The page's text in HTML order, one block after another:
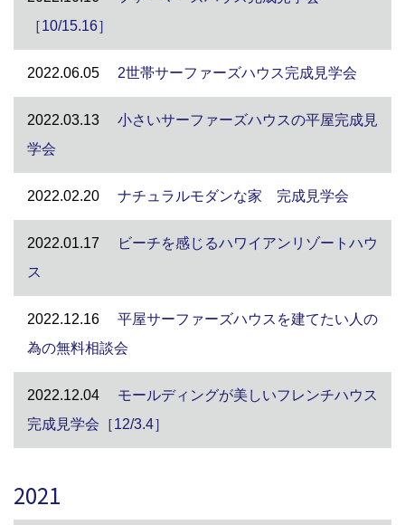
［10/15.16］
2022.06.05 2世帯サーファーズハウス完成見学会
2022.03.13
小さいサーファーズハウスの平屋完成見
学会
2022.02.20 ナチュラルモダンな家 完成見学会
2022.01.17
ビーチを感じるハワイアンリゾートハウ
ス
2022.12.16
平屋サーファーズハウスを建てたい人の
為の無料相談会
2022.12.04
モールディングが美しいフレンチハウス
完成見学会［12/3.4］
2021